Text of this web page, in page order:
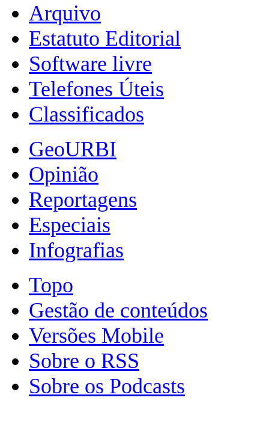
Arquivo
Estatuto Editorial
Software livre
Telefones Úteis
Classificados
GeoURBI
Opinião
Reportagens
Especiais
Infografias
Topo
Gestão de conteúdos
Versões Mobile
Sobre o RSS
Sobre os Podcasts